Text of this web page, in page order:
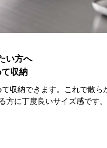
い方へ
収納
収納できます。これで散
方に丁度良いサイズ感です。